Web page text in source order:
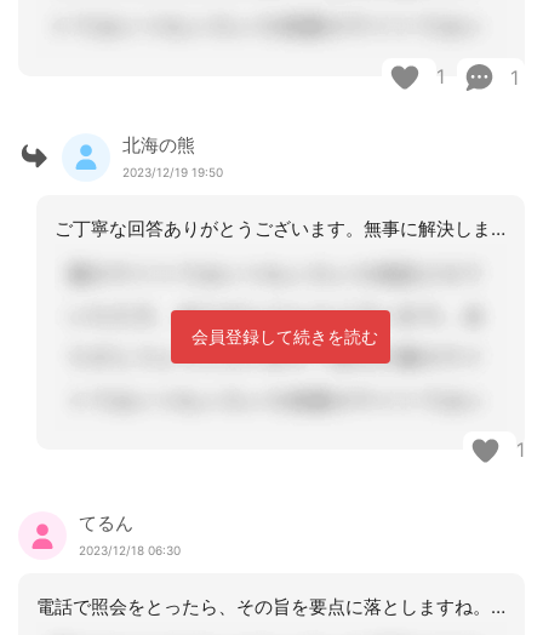
1 1
北海の熊
2023/12/19 19:50
ご丁寧な回答ありがとうございます。無事に解決しました。
会員登録して続きを読む
1
てるん
2023/12/18 06:30
電話で照会をとったら、その旨を要点に落としますね。原則は参加ですから、参加してな